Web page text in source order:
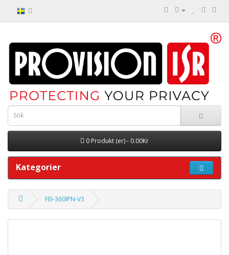
0 Produkt (er) - 0.00Kr
Kategorier
FEI-360IPN-V3